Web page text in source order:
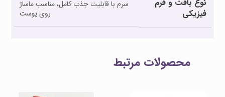
نوع بافت و فرم
فیزیکی
سرم با قابلیت جذب کامل، مناسب ماساژ
روی پوست
محصولات مرتبط